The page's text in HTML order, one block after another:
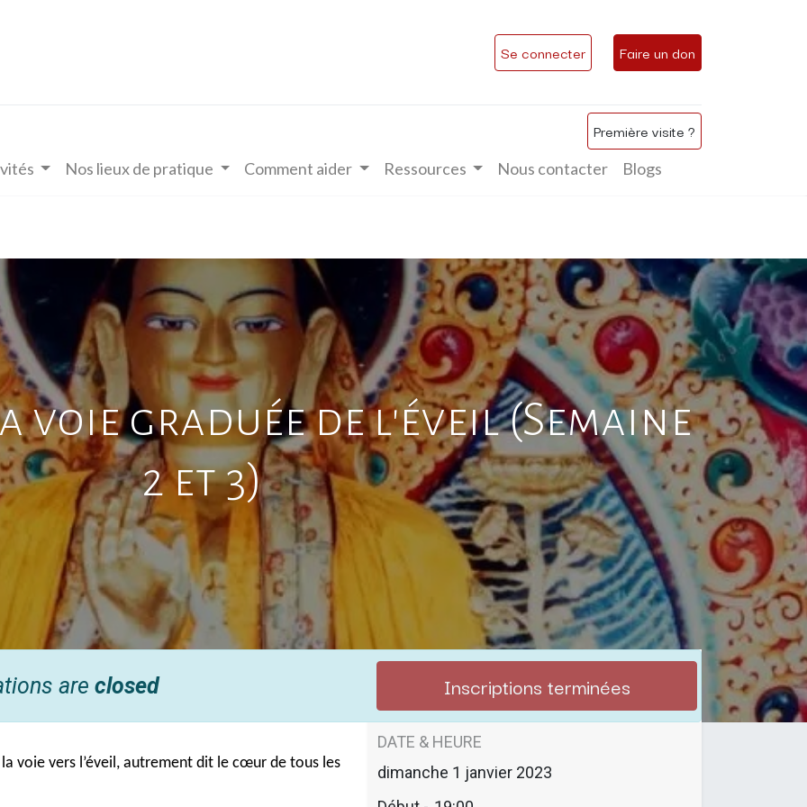
Se connecter Faire un don
Première visite ?
Nos lieux de pratique Comment aider Ressources Nous contacter Blogs
graduée de l'éveil (Semaine
2 et 3)
are closed Inscriptions terminées
voie vers l’éveil, autrement dit le cœur de tous les
DATE & HEURE
dimanche 1 janvier 2023